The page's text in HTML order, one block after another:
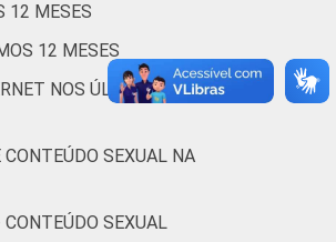
1
12 MESES
12 MESES
NOS ÚLTIMOS 12
SEXUAL NA
SEXUAL